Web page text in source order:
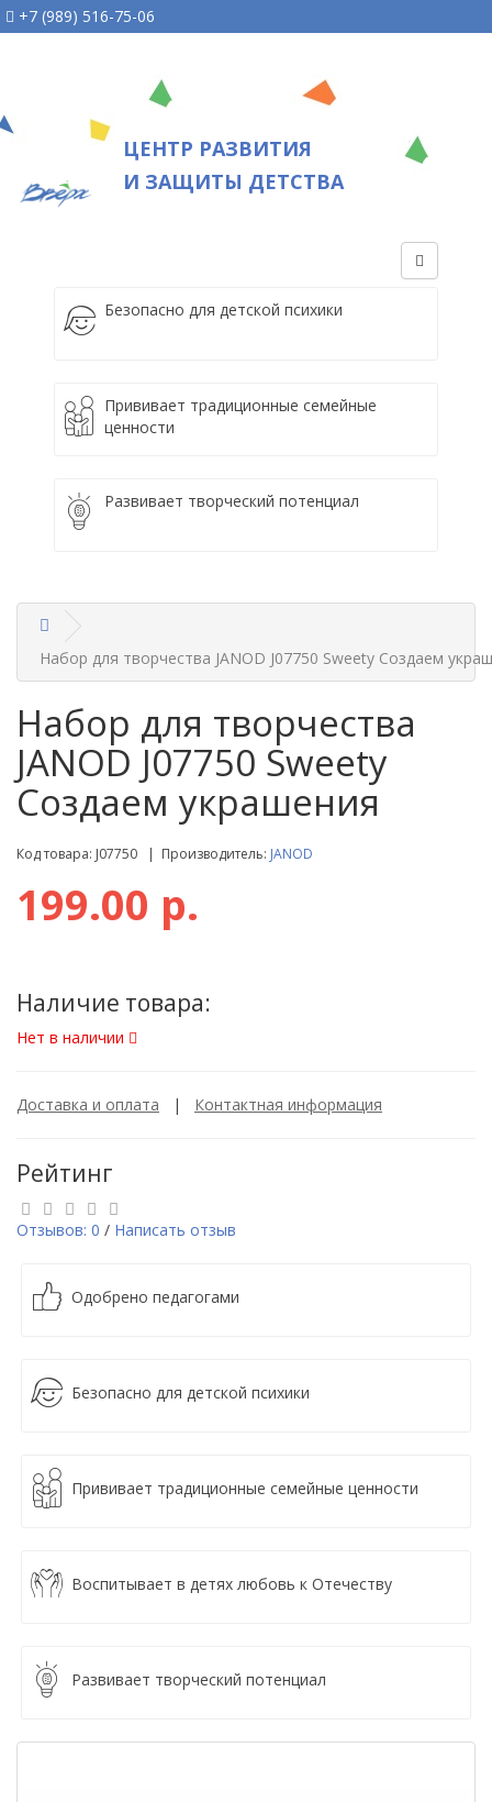
+7 (989) 516-75-06
ЦЕНТР РАЗВИТИЯ
И ЗАЩИТЫ ДЕТСТВА
Безопасно для детской психики
Прививает традиционные семейные
ценности
Развивает творческий потенциал
Набор для творчества JANOD J07750 Sweety Cоздаем
Набор для творчества
JANOD J07750 Sweety
Cоздаем украшения
Код товара: J07750 | Производитель: JANOD
199.00 р.
Наличие товара:
Нет в наличии
Доставка и оплата | Контактная информация
Рейтинг
Отзывов: 0 / Написать отзыв
Одобрено педагогами
Безопасно для детской психики
Прививает традиционные семейные ценности
Воспитывает в детях любовь к Отечеству
Развивает творческий потенциал